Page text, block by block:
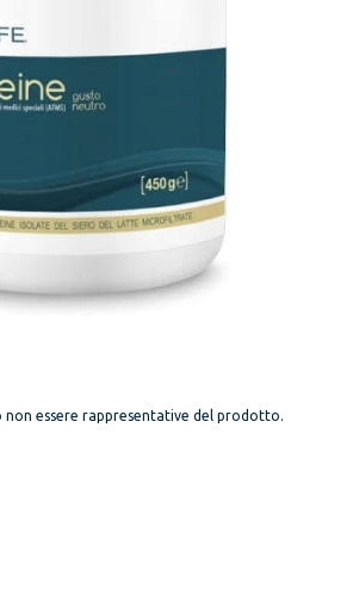
essere rappresentative del prodotto.